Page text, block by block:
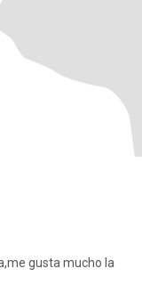
gusta mucho la